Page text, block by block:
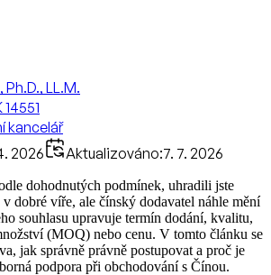
LL.M.
14551
kancelář
2026 Aktualizováno:7. 7. 2026
dohodnutých podmínek, uhradili jste
dobré víře, ale čínský dodavatel náhle mění
souhlasu upravuje termín dodání, kvalitu,
(MOQ) nebo cenu. V tomto článku se
jak správně právně postupovat a proč je
podpora při obchodování s Čínou.